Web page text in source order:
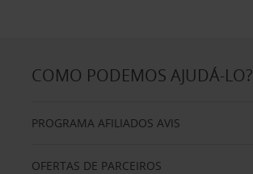
COMO PODEMOS AJUDÁ-LO?
PROGRAMA AFILIADOS AVIS
OFERTAS DE PARCEIROS